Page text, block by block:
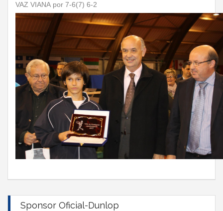
VAZ VIANA por 7-6(7) 6-2
Sponsor Oficial-Dunlop